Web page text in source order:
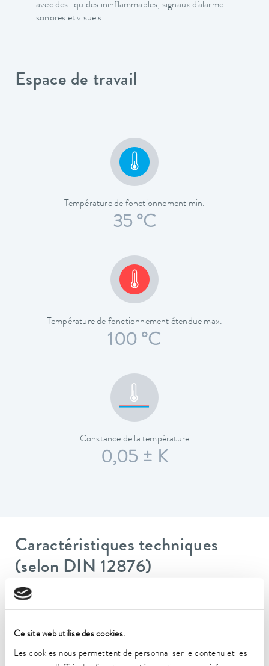
Ce site web utilise des cookies.
Les cookies nous permettent de personnaliser le contenu et les
avec des liquides ininflammables, signaux d'alarme
sonores et visuels.
Espace de travail
Température de fonctionnement min.
35 °C
Température de fonctionnement étendue max.
100 °C
Constance de la température
0,05 ± K
Caractéristiques techniques
(selon DIN 12876)
refroidissement à l'eau